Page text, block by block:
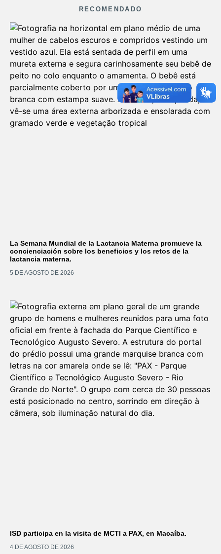
RECOMENDADO
La Semana Mundial de la Lactancia Materna promueve la
concienciación sobre los beneficios y los retos de la
lactancia materna.
5 DE AGOSTO DE 2026
ISD participa en la visita de MCTI a PAX, en Macaíba.
4 DE AGOSTO DE 2026